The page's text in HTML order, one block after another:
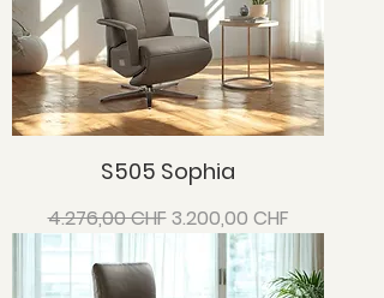
S505 Sophia
Standardpreis
4.276,00 CHFSale-Preis
3.200,00 CHF